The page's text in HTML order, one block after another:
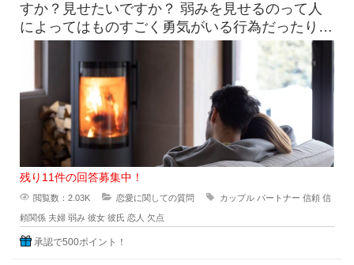
すか？見せたいですか？ 弱みを見せるのって人
によってはものすごく勇気がいる行為だったりし
ますよね？ でも恋人
残り11件の回答募集中！
閲覧数：2.03K 恋愛に関しての質問 カップル パートナー 信頼 信
頼関係 夫婦 弱み 彼女 彼氏 恋人 欠点
承認で500ポイント！